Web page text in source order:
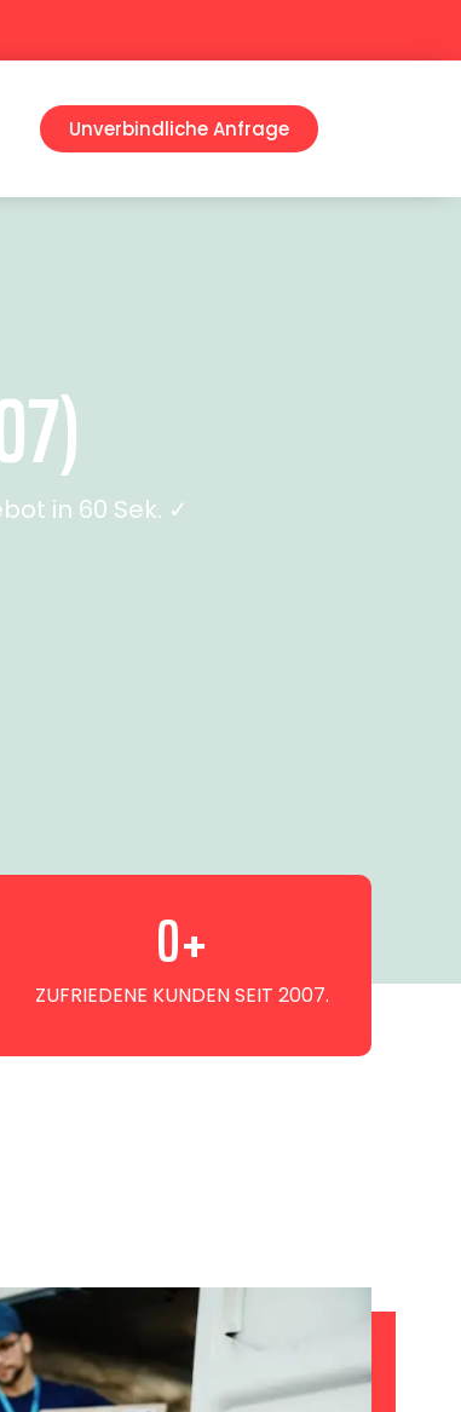
Unverbindliche Anfrage
in 60 Sek. ✓
ZUFRIEDENE KUNDEN SEIT 2007.
0+